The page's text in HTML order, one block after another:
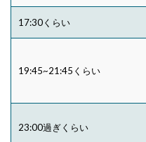
17:30くらい
19:45~21:45くらい
23:00過ぎくらい